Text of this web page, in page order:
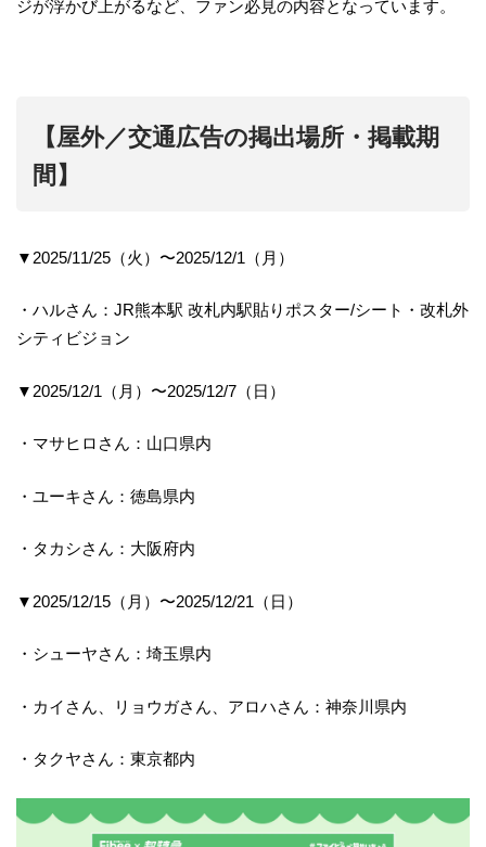
ジが浮かび上がるなど、ファン必見の内容となっています。
【屋外／交通広告の掲出場所・掲載期
間】
▼2025/11/25（火）〜2025/12/1（月）
・ハルさん：JR熊本駅 改札内駅貼りポスター/シート・改札外
シティビジョン
▼2025/12/1（月）〜2025/12/7（日）
・マサヒロさん：山口県内
・ユーキさん：徳島県内
・タカシさん：大阪府内
▼2025/12/15（月）〜2025/12/21（日）
・シューヤさん：埼玉県内
・カイさん、リョウガさん、アロハさん：神奈川県内
・タクヤさん：東京都内